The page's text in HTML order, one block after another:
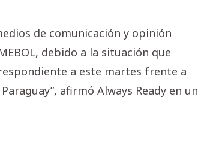
de comunicación y opinión
debido a la situación que
a este martes frente a
afirmó Always Ready en un